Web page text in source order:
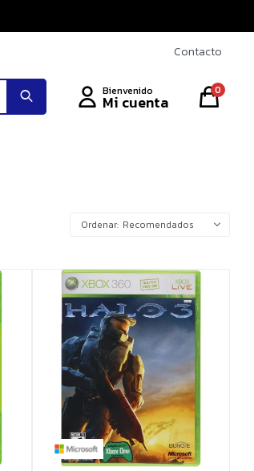
0
Contacto
Recomendados